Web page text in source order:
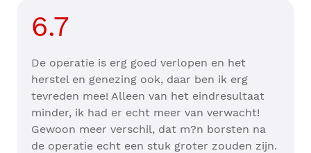
6.7
De operatie is erg goed verlopen en het
herstel en genezing ook, daar ben ik erg
tevreden mee! Alleen van het eindresultaat
minder, ik had er echt meer van verwacht!
Gewoon meer verschil, dat m?n borsten na
de operatie echt een stuk groter zouden zijn.